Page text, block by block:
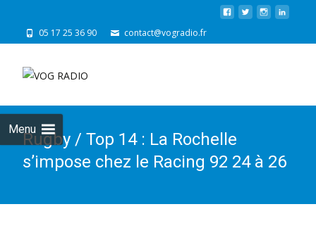
05 17 25 36 90 contact@vogradio.fr
Menu
Rugby / Top 14 : La Rochelle
s’impose chez le Racing 92 24 à 26